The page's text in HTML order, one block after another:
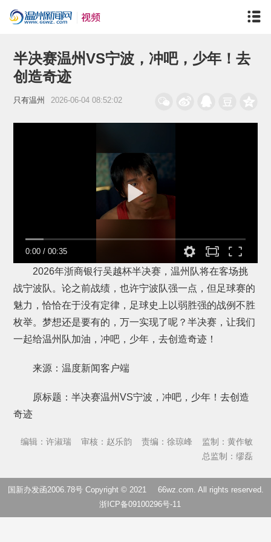
半决赛温州VS宁波，冲吧，少年！去
创造奇迹
只有温州 2026-06-04 08:52:02
0:00 /00:35
2026年浙商银行吴越杯半决赛，温州队将在客场挑
战宁波队。论之前战绩，也许宁波队强一点，但足球赛的
魅力，恰恰在于没有定律，足球史上以弱胜强的战例不胜
枚举。梦想还是要有的，万一实现了呢？半决赛，让我们
一起给温州队加油，冲吧，少年，去创造奇迹！
来源：温度新闻客户端
原标题：半决赛温州VS宁波，冲吧，少年！去创造
奇迹
编辑：许淑瑞 审核：赵乐韵 责编：徐琼峰
监制：黄作敏
总监制：缪磊
国新办发函2006.78号 Copyright © 2021 66wz.com. All rights reserved.
浙ICP备09100296号-11